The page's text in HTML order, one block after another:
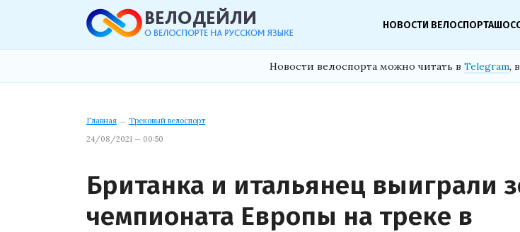
НОВОСТИ ВЕЛОСПОРТА
Новости велоспорта можно читать в Telegram, в
Главная → Трековый велоспорт
24/08/2021 — 00:50
Британка и итальянец выиграли
чемпионата Европы на треке в